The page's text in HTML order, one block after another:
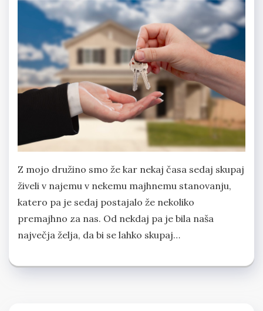
Z mojo družino smo že kar nekaj časa sedaj skupaj
živeli v najemu v nekemu majhnemu stanovanju,
katero pa je sedaj postajalo že nekoliko
premajhno za nas. Od nekdaj pa je bila naša
največja želja, da bi se lahko skupaj…